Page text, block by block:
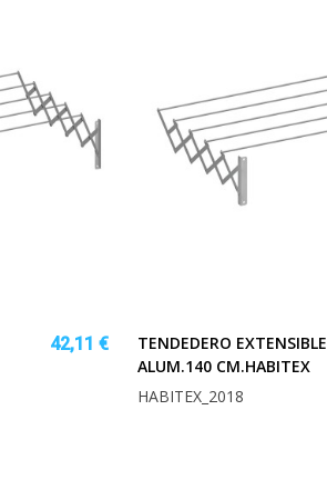
42,11 €
TENDEDERO EXTENSIBLE
ALUM.140 CM.HABITEX
HABITEX_2018